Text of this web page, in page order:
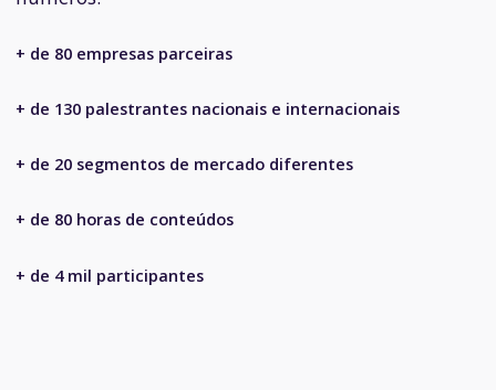
+ de 80 empresas parceiras
+ de 130 palestrantes nacionais e internacionais
+ de 20 segmentos de mercado diferentes
+ de 80 horas de conteúdos
+ de 4 mil participantes